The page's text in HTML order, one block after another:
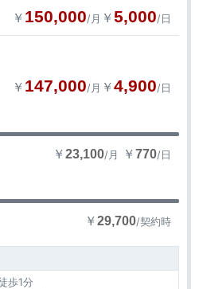
￥ 150,000/月 ￥5,000/日
￥ 147,000/月 ￥4,900/日
￥23,100/月 ￥770/日
￥29,700/契約時
歩1分